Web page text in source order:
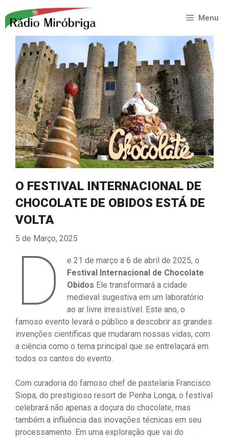
para
conteúdo
Menu
O FESTIVAL INTERNACIONAL DE
CHOCOLATE DE OBIDOS ESTÁ DE
VOLTA
5 de Março, 2025
D
e 21 de março a 6 de abril de 2025, o
Festival Internacional de Chocolate
Obidos Ele transformará a cidade
medieval sugestiva em um laboratório
ao ar livre irresistível. Este ano, o
famoso evento levará o público a descobrir as grandes
invenções científicas que mudaram nossas vidas, com
a ciência como o tema principal que se entrelaçará em
todos os cantos do evento.
Com curadoria do famoso chef de pastelaria Francisco
Siopa, do prestigioso resort de Penha Longa, o festival
celebrará não apenas a doçura do chocolate, mas
também a influência das inovações técnicas em seu
processamento. Em uma exploração que vai do